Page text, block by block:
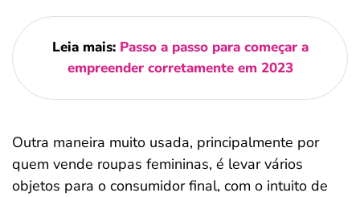
Leia mais: Passo a passo para começar a
empreender corretamente em 2023
Outra maneira muito usada, principalmente por
quem vende roupas femininas, é levar vários
objetos para o consumidor final, com o intuito de